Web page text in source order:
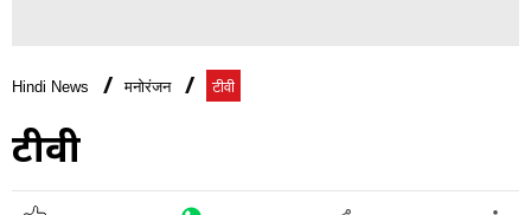
Hindi News मनोरंजन टीवी
टीवी